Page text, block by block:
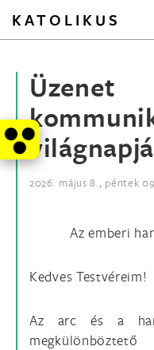
KATOLIKUS
Üzenet
2026. május 8., péntek
Az emberi
Kedves Testvéreim!
Az arc és a